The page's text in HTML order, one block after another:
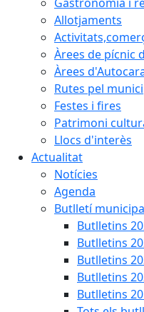
Allotjaments
Àrees de pícnic
Àrees
Rutes pel
Festes i fires
Patrimoni
Llocs d'interès
Actualitat
Notícies
Agenda
Butlletí
Butlletins
Butlletins
Butlletins
Butlletins
Butlletins